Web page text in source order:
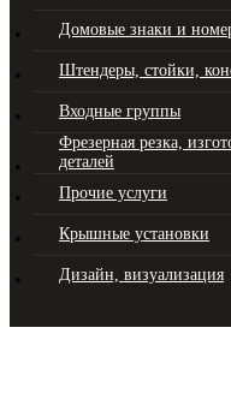
Домовые знаки и
Штендеры, стойки,
Входные группы
Фрезерная резка,
деталей
Прочие услуги
Крышные установки
Дизайн, визуализация